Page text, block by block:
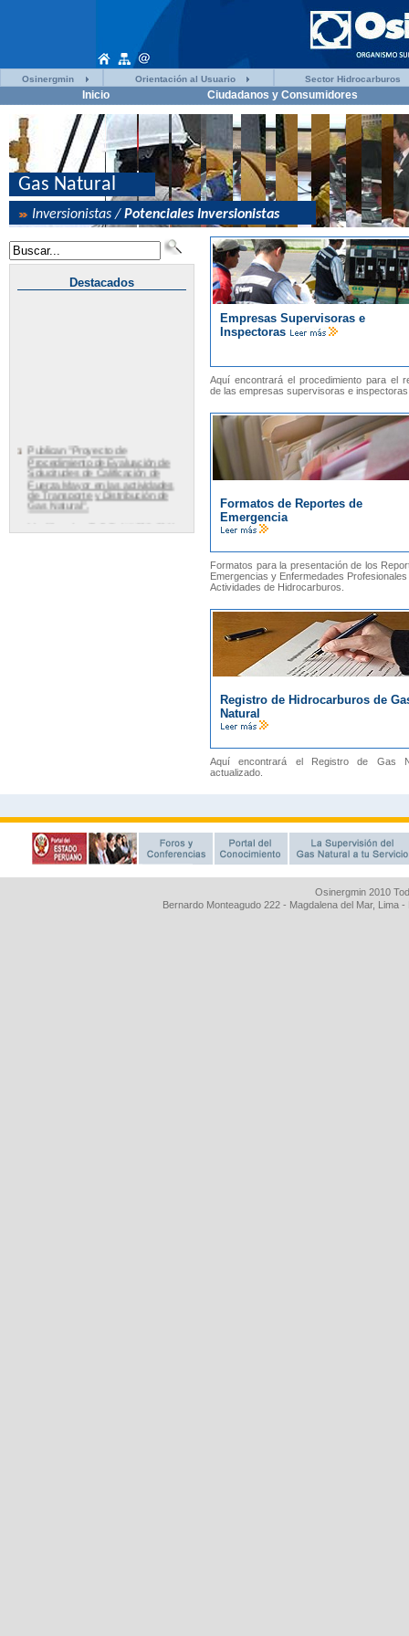
Osinergmin Orientación al Usuario Sector Hidrocarburos
Inicio Ciudadanos y Consumidores
Empresas Supervisoras e
Inspectoras
Aquí encontrará el procedimiento para el
de las empresas supervisoras e
Formatos de Reportes de
Emergencia
Formatos para la presentación de los
Emergencias y Enfermedades
Actividades de Hidrocarburos.
Registro de Hidrocarburos de
Natural
Aquí encontrará el Registro de Gas
actualizado.
Osinergmin 2010
Bernardo Monteagudo 222 - Magdalena del Mar, Lima